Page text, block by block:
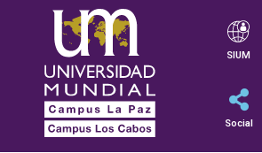
SIUM
Social